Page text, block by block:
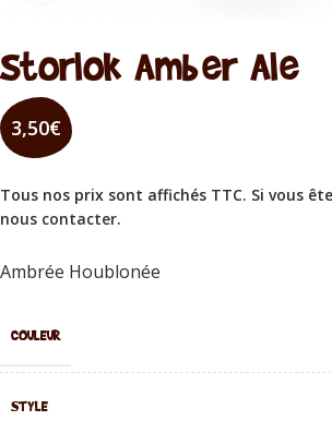
Storlok Amber Ale
3,50€
Tous nos prix sont affichés TTC. Si vous
nous contacter.
Ambrée Houblonée
COULEUR
STYLE